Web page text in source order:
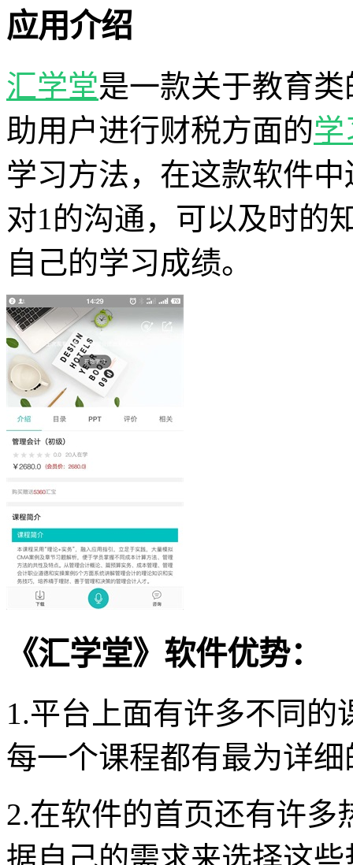
应用介绍
汇学堂是一款关于教育
助用户进行财税方面的学
学习方法，在这款软件
对1的沟通，可以及时的
自己的学习成绩。
《汇学堂》软件优势：
1.平台上面有许多不同
每一个课程都有最为详
2.在软件的首页还有许